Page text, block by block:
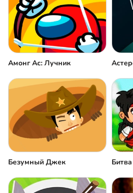
Амонг Ас: Лучник
Безумный Джек